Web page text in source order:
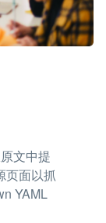
文中提
页面以抓
YAML